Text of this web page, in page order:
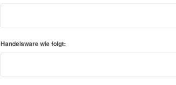
Handelsware wie folgt: